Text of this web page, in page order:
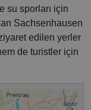
su sporları için
Sachsenhausen
edilen yerler
de turistler için